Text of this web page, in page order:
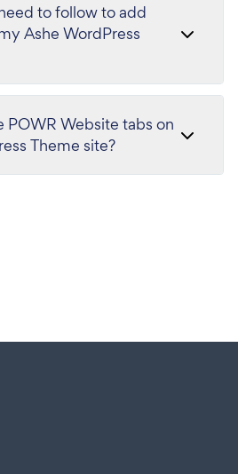
to follow to add
Ashe WordPress
POWR Website tabs on
Theme site?